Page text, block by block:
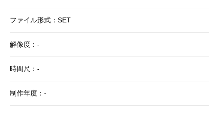
ファイル形式：SET
解像度：-
時間尺：-
制作年度：-